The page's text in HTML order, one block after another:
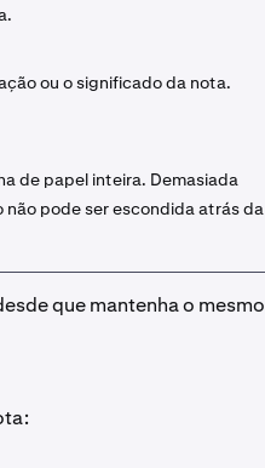
ou o significado da nota.
de papel inteira. Demasiada
não pode ser escondida atrás da
que mantenha o mesmo